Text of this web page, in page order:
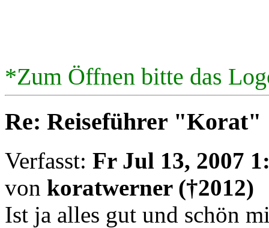
*Zum Öffnen bitte das
Re: Reiseführer "Korat"
Verfasst: Fr Jul 13, 2007
von koratwerner (†2012)
Ist ja alles gut und schön